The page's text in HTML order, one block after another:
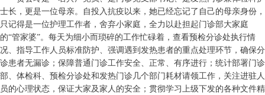
士长，更是一位母亲。自投入抗疫以来，她已经忘记了自己的母亲身份，
只记得是一位护理工作者，舍弃小家庭，全力以赴担起门诊部大家庭
的“管家婆”。每天为细小而琐碎的工作忙碌着，查看预检分诊处执行情
况、指导工作人员标准防护、强调遇到发热患者的重点处理环节，确保分
诊患者无漏诊；保障普通门诊工作安全、正常、有序进行；统计部署门诊
部、体检科、预检分诊处和发热门诊几个部门耗材请领工作，关注进驻人
员的心理状态，保证大家及家人的安全；贯彻学习上级下发的各种文件精